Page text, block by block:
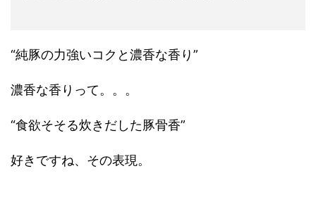
“純豚の力強いコクと濃香な香り”
濃香な香りって。。。
“食欲そそる炊きだした豚骨香”
好きですね、その表現。